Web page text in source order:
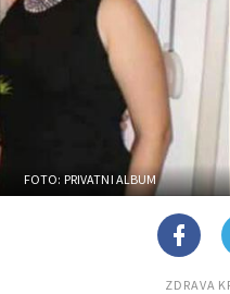
FOTO: PRIVATNI ALBUM
ZDRAVA